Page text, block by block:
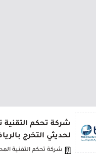
شركة تحكم التقنية
لحديثي التخرج
شركة تحكم التقنية